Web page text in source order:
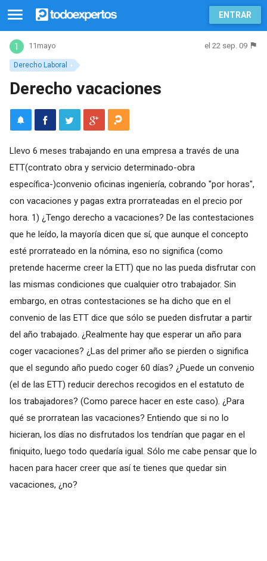
ENTRAR
Derecho Laboral
11mayo el 22 sep. 09
Derecho vacaciones
Llevo 6 meses trabajando en una empresa a través de una
ETT(contrato obra y servicio determinado-obra
específica-)convenio oficinas ingeniería, cobrando "por horas",
con vacaciones y pagas extra prorrateadas en el precio por
hora. 1) ¿Tengo derecho a vacaciones? De las contestaciones
que he leído, la mayoría dicen que sí, que aunque el concepto
esté prorrateado en la nómina, eso no significa (como
pretende hacerme creer la ETT) que no las pueda disfrutar con
las mismas condiciones que cualquier otro trabajador. Sin
embargo, en otras contestaciones se ha dicho que en el
convenio de las ETT dice que sólo se pueden disfrutar a partir
del año trabajado. ¿Realmente hay que esperar un año para
coger vacaciones? ¿Las del primer año se pierden o significa
que el segundo año puedo coger 60 días? ¿Puede un convenio
(el de las ETT) reducir derechos recogidos en el estatuto de
los trabajadores? (Como parece hacer en este caso). ¿Para
qué se prorratean las vacaciones? Entiendo que si no lo
hicieran, los días no disfrutados los tendrían que pagar en el
finiquito, luego todo quedaría igual. Sólo me cabe pensar que lo
hacen para hacer creer que así te tienes que quedar sin
vacaciones, ¿no?